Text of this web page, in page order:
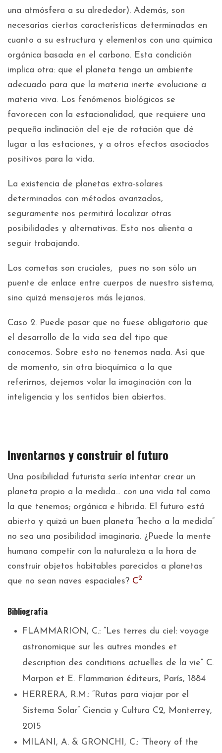
una atmósfera a su alrededor). Además, son
necesarias ciertas características determinadas en
cuanto a su estructura y elementos con una química
orgánica basada en el carbono. Esta condición
implica otra: que el planeta tenga un ambiente
adecuado para que la materia inerte evolucione a
materia viva. Los fenómenos biológicos se
favorecen con la estacionalidad, que requiere una
pequeña inclinación del eje de rotación que dé
lugar a las estaciones, y a otros efectos asociados
positivos para la vida.
La existencia de planetas extra-solares
determinados con métodos avanzados,
seguramente nos permitirá localizar otras
posibilidades y alternativas. Esto nos alienta a
seguir trabajando.
Los cometas son cruciales, pues no son sólo un
puente de enlace entre cuerpos de nuestro sistema,
sino quizá mensajeros más lejanos.
Caso 2. Puede pasar que no fuese obligatorio que
el desarrollo de la vida sea del tipo que
conocemos. Sobre esto no tenemos nada. Así que
de momento, sin otra bioquímica a la que
referirnos, dejemos volar la imaginación con la
inteligencia y los sentidos bien abiertos.
Inventarnos y construir el futuro
Una posibilidad futurista sería intentar crear un
planeta propio a la medida… con una vida tal como
la que tenemos; orgánica e híbrida. El futuro está
abierto y quizá un buen planeta “hecho a la medida”
no sea una posibilidad imaginaria. ¿Puede la mente
humana competir con la naturaleza a la hora de
construir objetos habitables parecidos a planetas
que no sean naves espaciales? C2
Bibliografía
FLAMMARION, C.: “Les terres du ciel: voyage
astronomique sur les autres mondes et
description des conditions actuelles de la vie” C.
Marpon et E. Flammarion éditeurs, París, 1884
HERRERA, R.M.: “Rutas para viajar por el
Sistema Solar” Ciencia y Cultura C2, Monterrey,
2015
MILANI, A. & GRONCHI, C.: “Theory of the